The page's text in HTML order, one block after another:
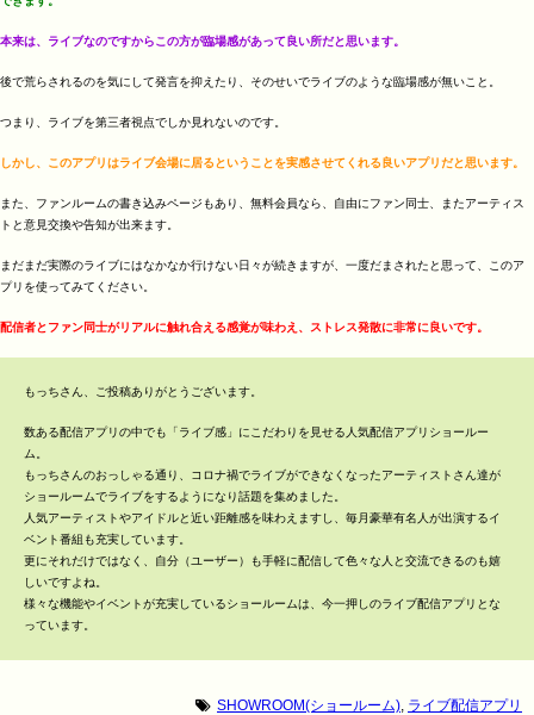
本来は、ライブなのですからこの方が臨場感があって良い所だと思います。
後で荒らされるのを気にして発言を抑えたり、そのせいでライブのような臨場感が無いこと。
つまり、ライブを第三者視点でしか見れないのです。
しかし、このアプリはライブ会場に居るということを実感させてくれる良いアプリだと思います。
また、ファンルームの書き込みページもあり、無料会員なら、自由にファン同士、またアーティス
トと意見交換や告知が出来ます。
まだまだ実際のライブにはなかなか行けない日々が続きますが、一度だまされたと思って、このア
プリを使ってみてください。
配信者とファン同士がリアルに触れ合える感覚が味わえ、ストレス発散に非常に良いです。
もっちさん、ご投稿ありがとうございます。
数ある配信アプリの中でも「ライブ感」にこだわりを見せる人気配信アプリショールー
ム。
もっちさんのおっしゃる通り、コロナ禍でライブができなくなったアーティストさん達が
ショールームでライブをするようになり話題を集めました。
人気アーティストやアイドルと近い距離感を味わえますし、毎月豪華有名人が出演するイ
ベント番組も充実しています。
更にそれだけではなく、自分（ユーザー）も手軽に配信して色々な人と交流できるのも嬉
しいですよね。
様々な機能やイベントが充実しているショールームは、今一押しのライブ配信アプリとな
っています。
SHOWROOM(ショールーム), ライブ配信アプリ